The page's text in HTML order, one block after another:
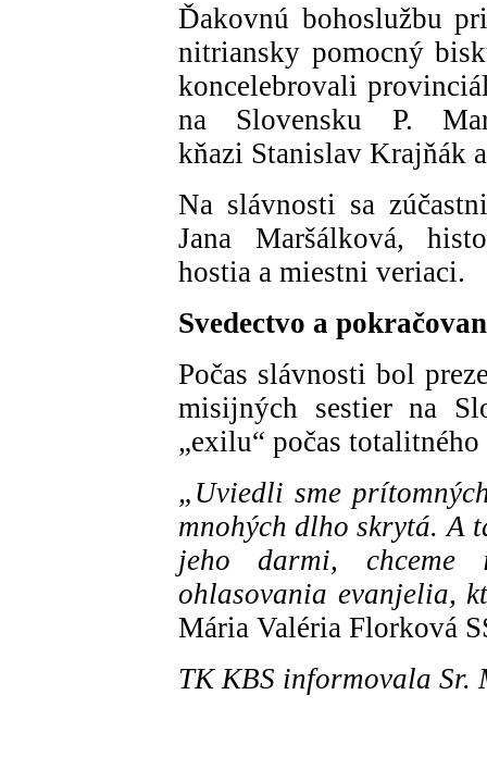
Ďakovnú bohoslužbu
nitriansky pomocný
koncelebrovali
na Slovensku P.
kňazi Stanislav Krajňák
Na slávnosti sa
Jana Maršálková,
hostia a miestni veriaci.
Svedectvo a
Počas slávnosti bol
misijných sestier na
„exilu“ počas
„Uviedli sme
mnohých dlho skrytá. A
jeho darmi,
ohlasovania evanjelia,
Mária Valéria Florková
TK KBS informovala Sr.